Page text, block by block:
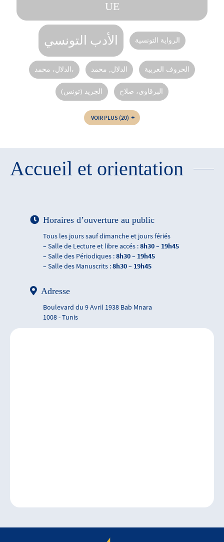
UE
الأدب التونسي الرواية التونسية
الدلال، محمد، الدلال, محمد الحروف العربية
الجريد (تونس) البرقاوي، صلاح
VOIR PLUS (20)
Accueil et orientation
Horaires d’ouverture au public
Tous les jours sauf dimanche et jours fériés
– Salle de Lecture et libre accés :8h30 – 19h45
– Salle des Périodiques :8h30 – 19h45
– Salle des Manuscrits :8h30 – 19h45
Adresse
Boulevard du 9 Avril 1938 Bab Mnara
1008 - Tunis